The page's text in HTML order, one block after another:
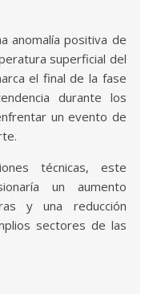
anomalía positiva de
superficial del
el final de la fase
durante los
un evento de
técnicas, este
un aumento
y una reducción
sectores de las